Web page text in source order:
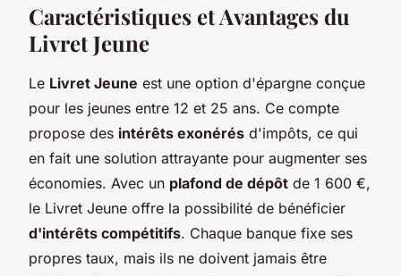
Caractéristiques et Avantages du
Livret Jeune
Le Livret Jeune est une option d'épargne conçue
pour les jeunes entre 12 et 25 ans. Ce compte
propose des intérêts exonérés d'impôts, ce qui
en fait une solution attrayante pour augmenter ses
économies. Avec un plafond de dépôt de 1 600 €,
le Livret Jeune offre la possibilité de bénéficier
d'intérêts compétitifs. Chaque banque fixe ses
propres taux, mais ils ne doivent jamais être